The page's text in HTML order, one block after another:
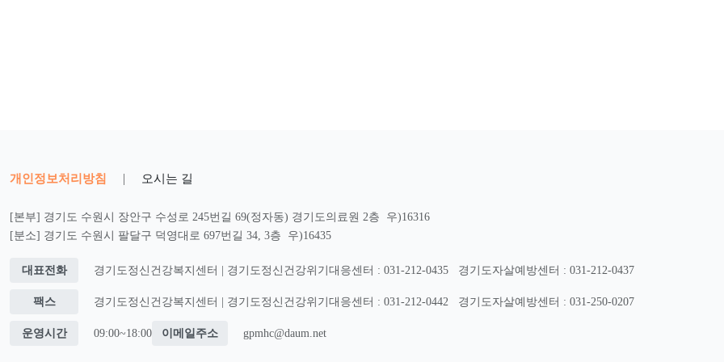
개인정보처리방침 | 오시는 길
[본부] 경기도 수원시 장안구 수성로 245번길 69(정자동) 경기도의료원 2층 우)16316
[분소] 경기도 수원시 팔달구 덕영대로 697번길 34, 3층 우)16435
대표전화 경기도정신건강복지센터 | 경기도정신건강위기대응센터 : 031-212-0435 경기도자살예방센터 : 031-212-0437
팩스 경기도정신건강복지센터 | 경기도정신건강위기대응센터 : 031-212-0442 경기도자살예방센터 : 031-250-0207
운영시간 09:00~18:00 이메일주소 gpmhc@daum.net